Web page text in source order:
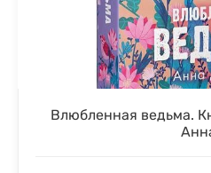
Влюбленная ведьма.